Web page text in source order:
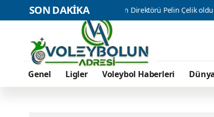
SON DAKİKA
Takımımızın Direktörü Pelin Çelik oldu Gloria Ailesi,
Genel Ligler Voleybol Haberleri